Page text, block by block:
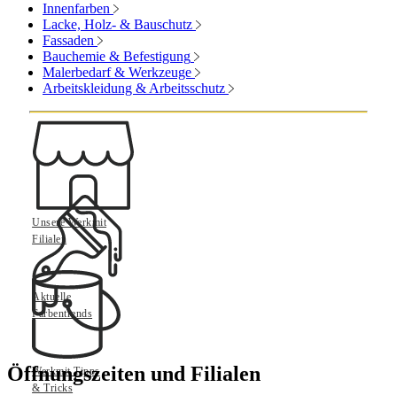
Innenfarben
Lacke, Holz- & Bauschutz
Fassaden
Bauchemie & Befestigung
Malerbedarf & Werkzeuge
Arbeitskleidung & Arbeitsschutz
Unsere Werkmit
Filialen
Aktuelle
Farbentrends
Werkmit Tipps
& Tricks
Öffnungszeiten und Filialen